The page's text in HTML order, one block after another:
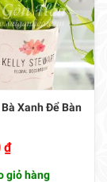
Xanh Để Bàn
₫
giỏ hàng